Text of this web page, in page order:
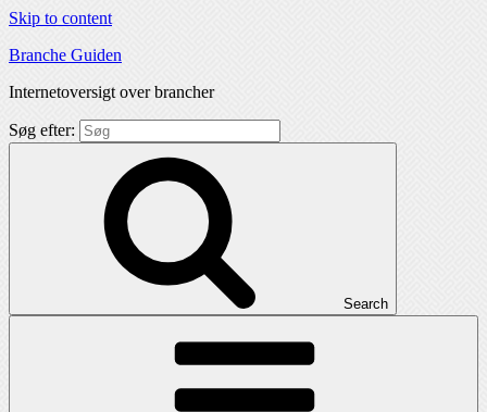
Skip to content
Branche Guiden
Internetoversigt over brancher
Søg efter:
Search